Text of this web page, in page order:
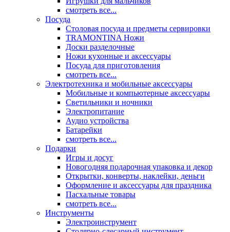
смотреть все...
Посуда
Столовая посуда и предметы сервировки
TRAMONTINA Ножи
Доски разделочные
Ножи кухонные и аксессуары
Посуда для приготовления
смотреть все...
Электротехника и мобильные аксессуары
Мобильные и компьютерные аксессуары
Светильники и ночники
Электропитание
Аудио устройства
Батарейки
смотреть все...
Подарки
Игры и досуг
Новогодняя подарочная упаковка и декор
Открытки, конверты, наклейки, деньги
Оформление и аксессуары для праздника
Пасхальные товары
смотреть все...
Инструменты
Электроинструмент